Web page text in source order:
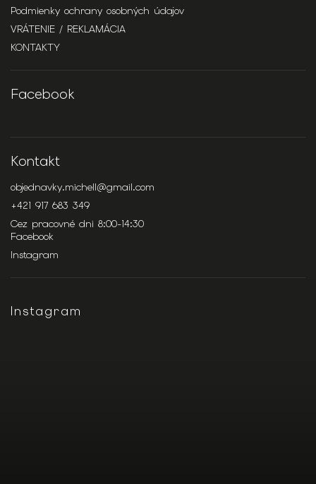
Podmienky ochrany osobných údajov
VRÁTENIE / REKLAMÁCIA
KONTAKTY
Facebook
Kontakt
objednavky.michell@gmail.com
+421 917 683 349
Cez pracovné dni 8:00-14:30
Facebook
Instagram
Instagram